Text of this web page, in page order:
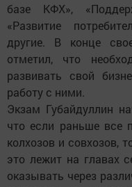
базе КФХ»,
«Развитие
другие. В конце
отметил, что
развивать свой
работу с ними.
Экзам Губайдуллин
что если раньше все
колхозов и совхозов,
это лежит на главах
оказывать через